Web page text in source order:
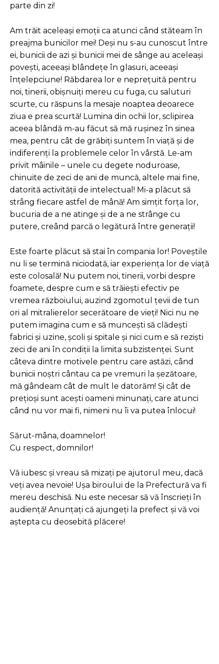
parte din zi!
Am trăit aceleași emoții ca atunci când stăteam în
preajma bunicilor mei! Deși nu s-au cunoscut între
ei, bunicii de azi și bunicii mei de sânge au aceleași
povești, aceeași blândețe în glasuri, aceeași
înțelepciune! Răbdarea lor e neprețuită pentru
noi, tinerii, obișnuiți mereu cu fuga, cu saluturi
scurte, cu răspuns la mesaje noaptea deoarece
ziua e prea scurtă! Lumina din ochii lor, sclipirea
aceea blândă m-au făcut să mă rușinez în sinea
mea, pentru cât de grăbiți suntem în viață și de
indiferenți la problemele celor în vârstă. Le-am
privit mâinile – unele cu degete noduroase,
chinuite de zeci de ani de muncă, altele mai fine,
datorită activității de intelectual! Mi-a plăcut să
strâng fiecare astfel de mână! Am simțit forța lor,
bucuria de a ne atinge și de a ne strânge cu
putere, creând parcă o legătură între generații!
Este foarte plăcut să stai în compania lor! Poveștile
nu li se termină niciodată, iar experiența lor de viață
este colosală! Nu putem noi, tinerii, vorbi despre
foamete, despre cum e să trăiești efectiv pe
vremea războiului, auzind zgomotul țevii de tun
ori al mitralierelor secerătoare de vieți! Nici nu ne
putem imagina cum e să muncești să clădești
fabrici și uzine, școli și spitale și nici cum e să reziști
zeci de ani în condiții la limita subzistenței. Sunt
câteva dintre motivele pentru care astăzi, când
bunicii noștri cântau ca pe vremuri la șezătoare,
mă gândeam cât de mult le datorăm! Și cât de
prețioși sunt acești oameni minunați, care atunci
când nu vor mai fi, nimeni nu îi va putea înlocui!
Sărut-mâna, doamnelor!
Cu respect, domnilor!
Vă iubesc și vreau să mizați pe ajutorul meu, dacă
veți avea nevoie! Ușa biroului de la Prefectură va fi
mereu deschisă. Nu este necesar să vă înscrieți în
audiență! Anunțați că ajungeți la prefect și vă voi
aștepta cu deosebită plăcere!